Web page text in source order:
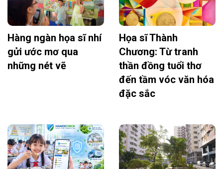
Hàng ngàn họa sĩ nhí
gửi ước mơ qua
những nét vẽ
Họa sĩ Thành
Chương: Từ tranh
thần đồng tuổi thơ
đến tầm vóc văn hóa
đặc sắc